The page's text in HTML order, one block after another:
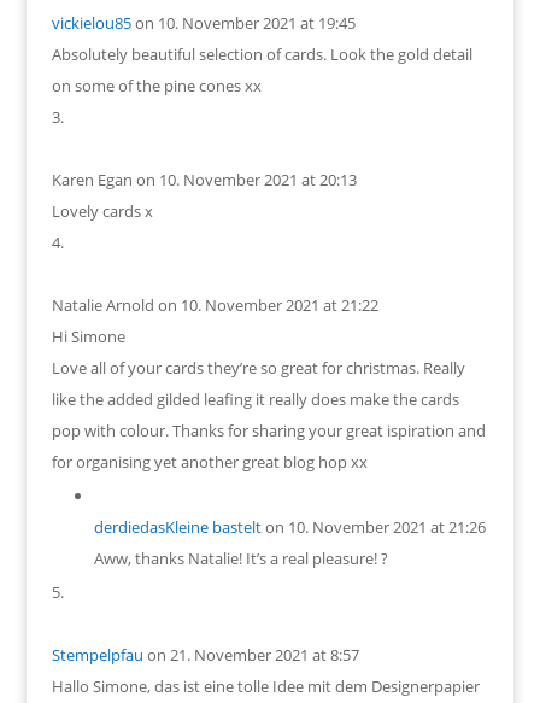
vickielou85on 10. November 2021 at 19:45
Absolutely beautiful selection of cards. Look the gold detail
on some of the pine cones xx
Karen Egan on 10. November 2021 at 20:13
Lovely cards x
Natalie Arnold on 10. November 2021 at 21:22
Hi Simone
Love all of your cards they’re so great for christmas. Really
like the added gilded leafing it really does make the cards
pop with colour. Thanks for sharing your great ispiration and
for organising yet another great blog hop xx
derdiedasKleine bastelton 10. November 2021 at 21:26
Aww, thanks Natalie! It’s a real pleasure! ?
Stempelpfau on 21. November 2021 at 8:57
Hallo Simone, das ist eine tolle Idee mit dem Designerpapier